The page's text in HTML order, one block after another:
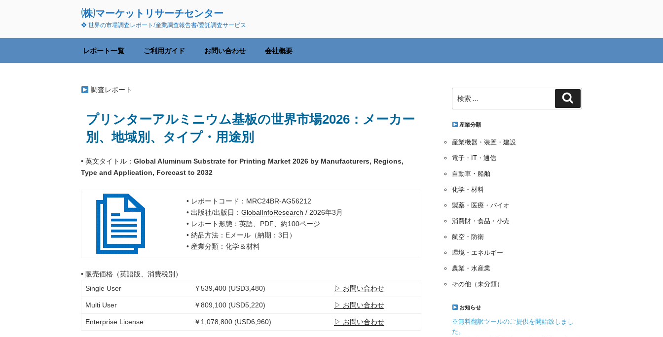
ン
へ
(株)マーケットリサーチセンター
❖ 世界の市場調査レポート/産業調査報告書/委託調査サービス
レポート一覧 ご利用ガイド お問い合わせ 会社概要
調査レポート
プリンターアルミニウム基板の世界市場2026：メーカー
別、地域別、タイプ・用途別
• 英文タイトル： Global Aluminum Substrate for Printing Market 2026 by Manufacturers, Regions,
Type and Application, Forecast to 2032
• レポートコード：MRC24BR-AG56212
• 出版社/出版日： GlobalInfoResearch / 2026年3月
• レポート形態：英語、PDF、約100ページ
• 納品方法：Eメール（納期：3日）
• 産業分類：化学＆材料
• 販売価格（英語版、消費税別）
Single User
￥539,400 (USD3,480) ▷ お問い合わせ
Multi User ￥809,100 (USD5,220) ▷ お問い合わせ
Enterprise License ￥1,078,800 (USD6,960) ▷ お問い合わせ
索:
産業分類
産業機器・装置・建設
電子・IT・通信
自動車・船舶
化学・材料
製薬・医療・バイオ
消費財・食品・小売
航空・防衛
環境・エネルギー
農業・水産業
その他（未分類）
お知らせ
※無料翻訳ツールのご提供を開始致しまし
た。